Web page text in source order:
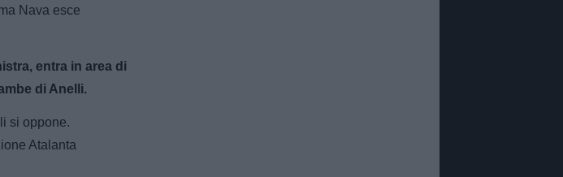
Nava esce
entra in area di
di Anelli.
si oppone.
Atalanta